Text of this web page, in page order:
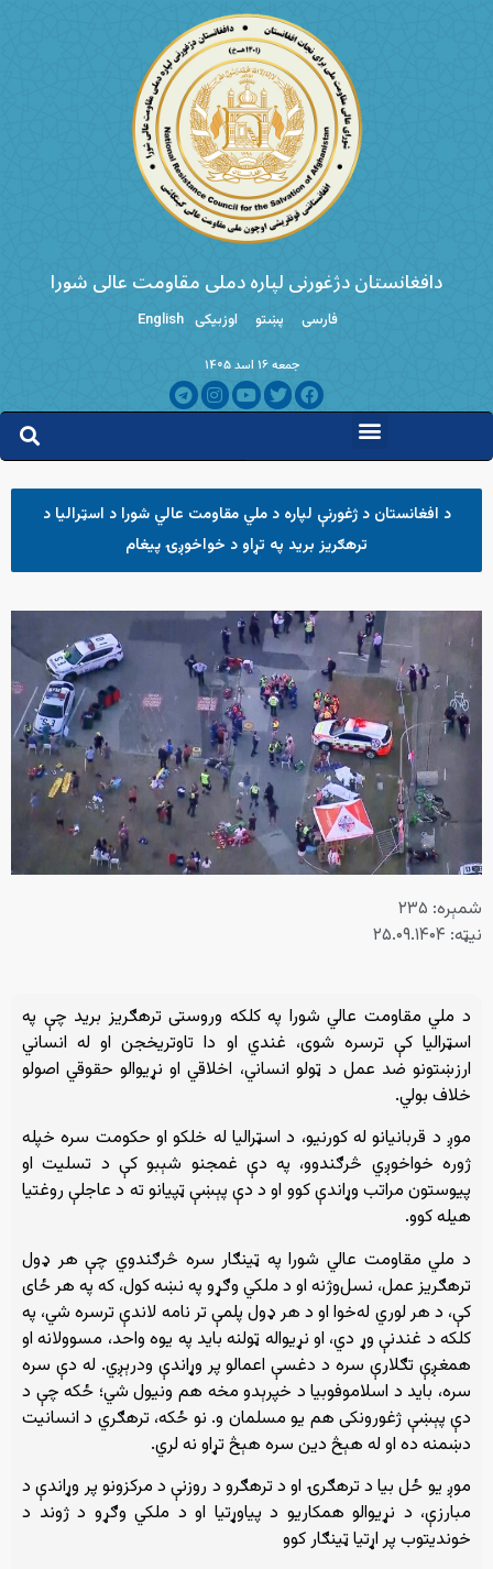
دافغانستان دژغورنی لپاره دملی مقاومت عالی شورا
فارسی پښتو اوزبیکی English
جمعه ۱۶ اسد ۱۴۰۵
د افغانستان د ژغورنې لپاره د ملي مقاومت عالي شورا د اسټرالیا د
ترهګریز برید په تړاو د خواخوږۍ پیغام
شمېره: ۲۳۵
نیټه: ۲۵.۰۹.۱۴۰۴
د ملي مقاومت عالي شورا په کلکه وروستی ترهګریز برید چې په
اسټرالیا کې ترسره شوی، غندي او دا تاوتریخجن او له انساني
ارزښتونو ضد عمل د ټولو انساني، اخلاقي او نړیوالو حقوقي اصولو
خلاف بولي.
موږ د قربانیانو له کورنیو، د اسټرالیا له خلکو او حکومت سره خپله
ژوره خواخوږي څرګندوو، په دې غمجنو شېبو کې د تسلیت او
پیوستون مراتب وړاندې کوو او د دې پېښې ټپیانو ته د عاجلې روغتیا
هیله کوو.
د ملي مقاومت عالي شورا په ټینګار سره څرګندوي چې هر ډول
ترهګریز عمل، نسل‌وژنه او د ملکي وګړو په نښه کول، که په هر ځای
کې، د هر لوري له‌خوا او د هر ډول پلمې تر نامه لاندې ترسره شي، په
کلکه د غندنې وړ دي، او نړیواله ټولنه باید په یوه واحد، مسوولانه او
همغږې تګلارې سره د دغسې اعمالو پر وړاندې ودرېږي. له دې سره
سره، باید د اسلاموفوبیا د خپرېدو مخه هم ونیول شي؛ ځکه چې د
دې پېښې ژغورونکی هم یو مسلمان و. نو ځکه، ترهګري د انسانیت
دښمنه ده او له هېڅ دین سره هېڅ تړاو نه لري.
موږ یو ځل بیا د ترهګرۍ او د ترهګرو د روزنې د مرکزونو پر وړاندې د
مبارزې، د نړیوالو همکاریو د پیاوړتیا او د ملکي وګړو د ژوند د
خوندیتوب پر اړتیا ټینګار کوو